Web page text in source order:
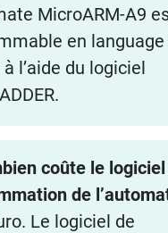
MicroARM-A9
en language
l’aide du logiciel
coûte le
de
Le logiciel de